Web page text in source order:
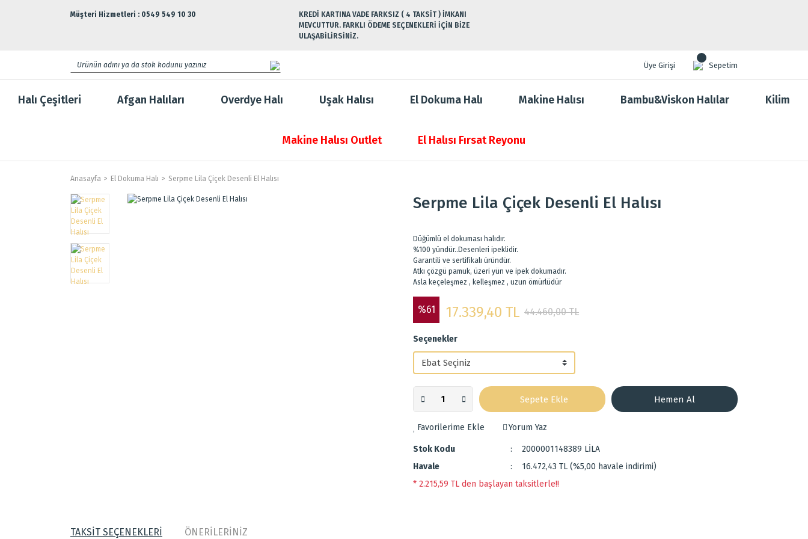
Müşteri Hizmetleri : 0549 549 10 30
KREDİ KARTINA VADE FARKSIZ ( 4 TAKSİT ) İMKANI
MEVCUTTUR. FARKLI ÖDEME SEÇENEKLERİ İÇİN BİZE
ULAŞABİLİRSİNİZ.
Üye Girişi Sepetim
Halı Çeşitleri Afgan Halıları Overdye Halı Uşak Halısı El Dokuma Halı Makine Halısı Bambu&Viskon Halılar Kilim
Makine Halısı Outlet El Halısı Fırsat Reyonu
Anasayfa El Dokuma Halı Serpme Lila Çiçek Desenli El Halısı
Serpme Lila Çiçek Desenli El Halısı
Düğümlü el dokuması halıdır.
%100 yündür..Desenleri ipeklidir.
Garantili ve sertifikalı üründür.
Atkı çözgü pamuk, üzeri yün ve ipek dokumadır.
Asla keçeleşmez , kelleşmez , uzun ömürlüdür
%61 17.339,40 TL 44.460,00 TL
Seçenekler
Sepete Ekle Hemen Al
Yorum Yaz
Stok Kodu
2000001148389 LİLA
Havale
16.472,43 TL (%5,00 havale indirimi)
* 2.215,59 TL den başlayan taksitlerle!!
TAKSİT SEÇENEKLERİ ÖNERİLERİNİZ